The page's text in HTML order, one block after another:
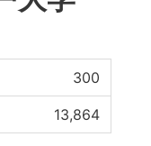
300
13,864